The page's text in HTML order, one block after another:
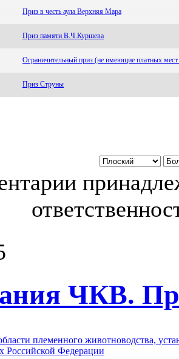
Приз в честь аула Верхняя Мара
Приз памяти В.Ч.Куршева
Ограничительный приз (не имеющие платных мест
Приз Струны
ЧКВ.
племенного животноводства,
Российской Федерации